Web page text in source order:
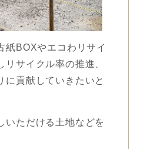
紙BOXやエコわリサイ
リサイクル率の推進、
に貢献していきたいと
いただける土地などを